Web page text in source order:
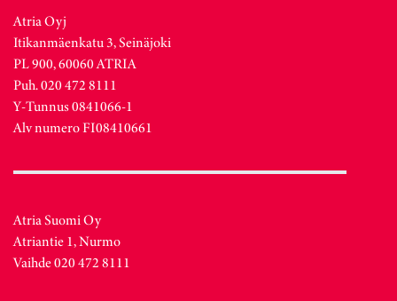
Atria Oyj
Itikanmäenkatu 3, Seinäjoki
PL 900, 60060 ATRIA
Puh. 020 472 8111
Y-Tunnus 0841066-1
Alv numero FI08410661
Atria Suomi Oy
Atriantie 1, Nurmo
Vaihde 020 472 8111